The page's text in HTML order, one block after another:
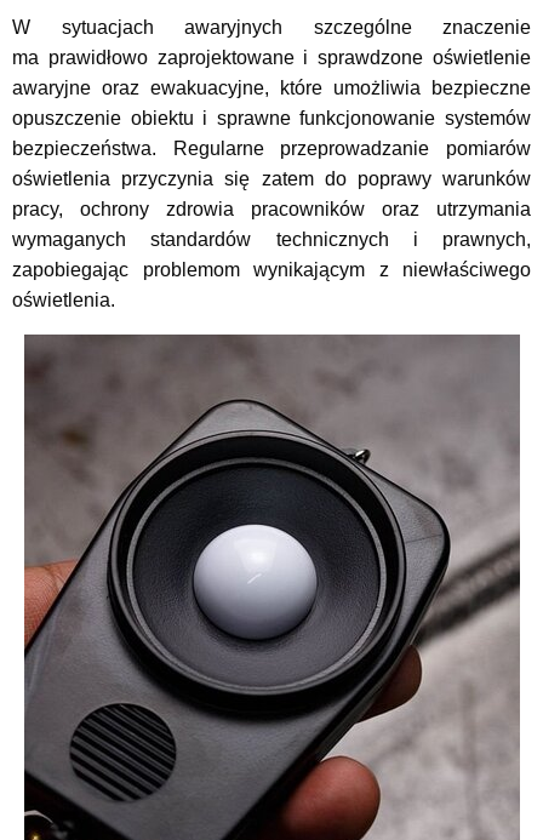
W sytuacjach awaryjnych szczególne znaczenie
ma prawidłowo zaprojektowane i sprawdzone oświetlenie
awaryjne oraz ewakuacyjne, które umożliwia bezpieczne
opuszczenie obiektu i sprawne funkcjonowanie systemów
bezpieczeństwa. Regularne przeprowadzanie pomiarów
oświetlenia przyczynia się zatem do poprawy warunków
pracy, ochrony zdrowia pracowników oraz utrzymania
wymaganych standardów technicznych i prawnych,
zapobiegając problemom wynikającym z niewłaściwego
oświetlenia.